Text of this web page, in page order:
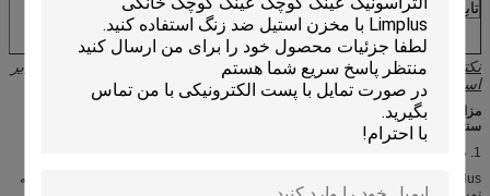
تابع سکه
در دسترس
نکته: اندازه های مختلف مخزن در دسترس است، بار تمیز کردن می تواند بر
اساس نیاز خود تنظیم کنید.
مزایای استفاده از پاک کننده اولتراسونیک باشگاه گلف در مقایسه با روش تمیز کردن
سنتی:
1. صرفه جویی در وقت.
Limplus هزینه پاک کننده اولتراسونیک در مورد تنها 2 ~ 3minutes برای کل یک مجموعه